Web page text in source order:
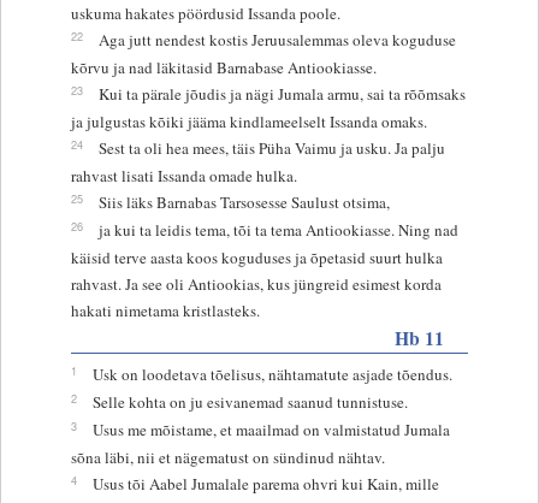
uskuma hakates pöördusid Issanda poole.
22
Aga jutt nendest kostis Jeruusalemmas oleva koguduse
kõrvu ja nad läkitasid Barnabase Antiookiasse.
23
Kui ta pärale jõudis ja nägi Jumala armu, sai ta rõõmsaks
ja julgustas kõiki jääma kindlameelselt Issanda omaks.
24
Sest ta oli hea mees, täis Püha Vaimu ja usku. Ja palju
rahvast lisati Issanda omade hulka.
25 Siis läks Barnabas Tarsosesse Saulust otsima,
26
ja kui ta leidis tema, tõi ta tema Antiookiasse. Ning nad
käisid terve aasta koos koguduses ja õpetasid suurt hulka
rahvast. Ja see oli Antiookias, kus jüngreid esimest korda
hakati nimetama kristlasteks.
Hb 11
1 Usk on loodetava tõelisus, nähtamatute asjade tõendus.
2 Selle kohta on ju esivanemad saanud tunnistuse.
3
Usus me mõistame, et maailmad on valmistatud Jumala
sõna läbi, nii et nägematust on sündinud nähtav.
4
Usus tõi Aabel Jumalale parema ohvri kui Kain, mille